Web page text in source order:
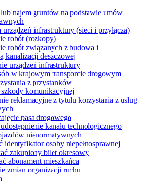
najem gruntów na podstawie umów
urządzeń infrastruktury (sieci i przyłącza)
robót (rozkopy)
robót związanych z budowa i
kanalizacji deszczowej
urządzeń infrastruktury
w krajowym transporcie drogowym
z przystanków
szkody komunikacyjnej
reklamacyjne z tytułu korzystania z usług
pasa drogowego
kanału technologicznego
nienormatywnych
identyfikator osoby niepełnosprawnej
zakupiony bilet okresowy
abonament mieszkańca
zmian organizacji ruchu